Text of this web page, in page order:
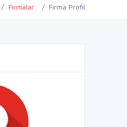
Firmalar Firma Profil